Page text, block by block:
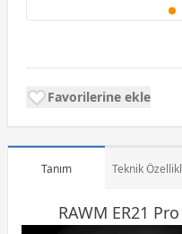
Favorilerine ekle
Tanım Teknik
RAWM ER21